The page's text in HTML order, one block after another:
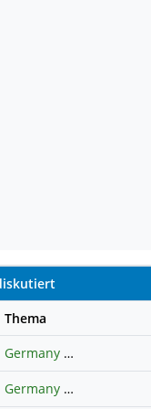
Thema
Germany 40 / DAX Prognose
Germany 40